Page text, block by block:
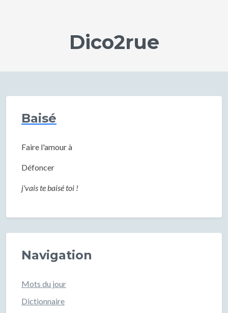
Dico2rue
Baisé
Faire l'amour à
Défoncer
j'vais te baisé toi !
Navigation
Mots du jour
Dictionnaire